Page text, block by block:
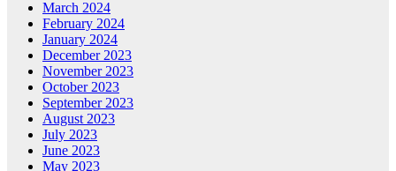
March 2024
February 2024
January 2024
December 2023
November 2023
October 2023
September 2023
August 2023
July 2023
June 2023
May 2023